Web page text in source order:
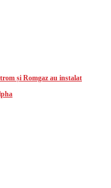
și Romgaz au instalat